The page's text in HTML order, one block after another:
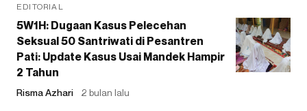
EDITORIAL
5W1H: Dugaan Kasus Pelecehan
Seksual 50 Santriwati di Pesantren
Pati: Update Kasus Usai Mandek Hampir
2 Tahun
Risma Azhari 2 bulan lalu